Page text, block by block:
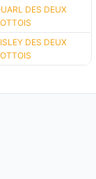
DES DEUX
DES DEUX